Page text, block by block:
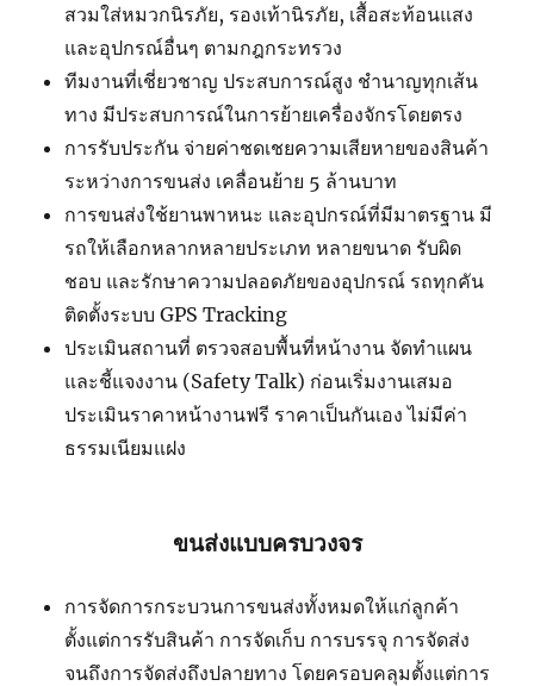
สวมใส่หมวกนิรภัย, รองเท้านิรภัย, เสื้อสะท้อนแสง
และอุปกรณ์อื่นๆ ตามกฎกระทรวง
ทีมงานที่เชี่ยวชาญ ประสบการณ์สูง ชำนาญทุกเส้น
ทาง มีประสบการณ์ในการย้ายเครื่องจักรโดยตรง
การรับประกัน จ่ายค่าชดเชยความเสียหายของสินค้า
ระหว่างการขนส่ง เคลื่อนย้าย 5 ล้านบาท
การขนส่งใช้ยานพาหนะ และอุปกรณ์ที่มีมาตรฐาน มี
รถให้เลือกหลากหลายประเภท หลายขนาด รับผิด
ชอบ และรักษาความปลอดภัยของอุปกรณ์ รถทุกคัน
ติดตั้งระบบ GPS Tracking
ประเมินสถานที่ ตรวจสอบพื้นที่หน้างาน จัดทำแผน
และชี้แจงงาน (Safety Talk) ก่อนเริ่มงานเสมอ
ประเมินราคาหน้างานฟรี ราคาเป็นกันเอง ไม่มีค่า
ธรรมเนียมแฝง
ขนส่งแบบครบวงจร
การจัดการกระบวนการขนส่งทั้งหมดให้แก่ลูกค้า
ตั้งแต่การรับสินค้า การจัดเก็บ การบรรจุ การจัดส่ง
จนถึงการจัดส่งถึงปลายทาง โดยครอบคลุมตั้งแต่การ